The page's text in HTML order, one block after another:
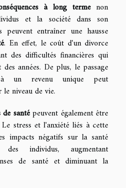
à long termenon
et la société dans son
peuvent entraîner une hausse
. En effet, le coût d'un divorce
des difficultés financières qui
années. De plus, le passage
un revenu unique peut
niveau de vie.
santépeuvent également être
stress et l'anxiété liés à cette
impacts négatifs sur la santé
individus, augmentant
de santé et diminuant la